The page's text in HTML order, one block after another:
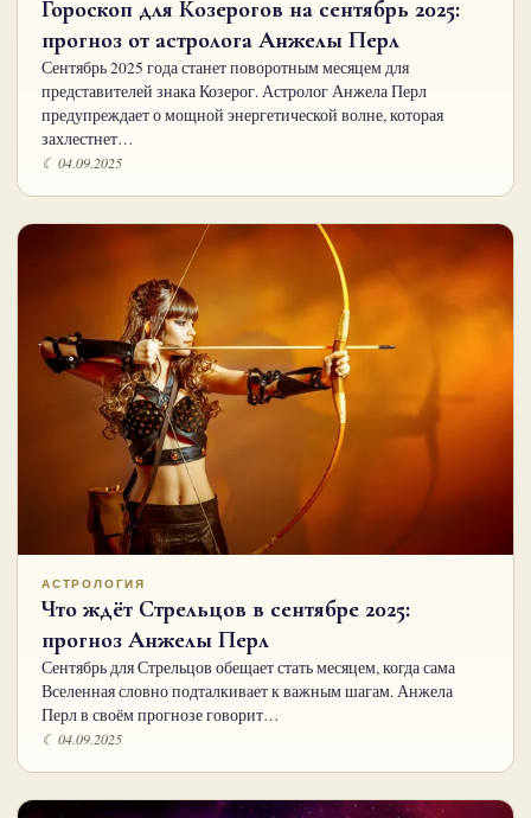
Гороскоп для Козерогов на сентябрь 2025:
прогноз от астролога Анжелы Перл
Сентябрь 2025 года станет поворотным месяцем для
представителей знака Козерог. Астролог Анжела Перл
предупреждает о мощной энергетической волне, которая
захлестнет…
☾ 04.09.2025
АСТРОЛОГИЯ
Что ждёт Стрельцов в сентябре 2025:
прогноз Анжелы Перл
Сентябрь для Стрельцов обещает стать месяцем, когда сама
Вселенная словно подталкивает к важным шагам. Анжела
Перл в своём прогнозе говорит…
☾ 04.09.2025